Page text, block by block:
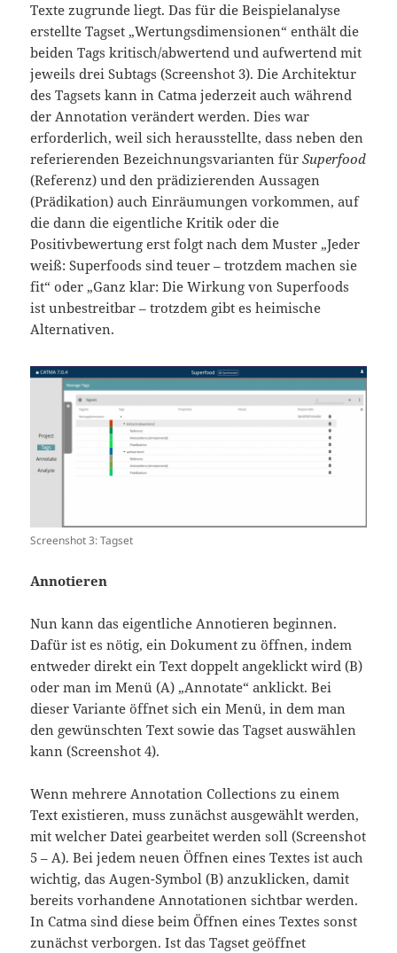
Texte zugrunde liegt. Das für die Beispielanalyse
erstellte Tagset „Wertungsdimensionen“ enthält die
beiden Tags kritisch/abwertend und aufwertend mit
jeweils drei Subtags (Screenshot 3). Die Architektur
des Tagsets kann in Catma jederzeit auch während
der Annotation verändert werden. Dies war
erforderlich, weil sich herausstellte, dass neben den
referierenden Bezeichnungsvarianten fürSuperfood
(Referenz) und den prädizierenden Aussagen
(Prädikation) auch Einräumungen vorkommen, auf
die dann die eigentliche Kritik oder die
Positivbewertung erst folgt nach dem Muster „Jeder
weiß: Superfoods sind teuer – trotzdem machen sie
fit“ oder „Ganz klar: Die Wirkung von Superfoods
ist unbestreitbar – trotzdem gibt es heimische
Alternativen.
Screenshot 3: Tagset
Annotieren
Nun kann das eigentliche Annotieren beginnen.
Dafür ist es nötig, ein Dokument zu öffnen, indem
entweder direkt ein Text doppelt angeklickt wird (B)
oder man im Menü (A) „Annotate“ anklickt. Bei
dieser Variante öffnet sich ein Menü, in dem man
den gewünschten Text sowie das Tagset auswählen
kann (Screenshot 4).
Wenn mehrere Annotation Collections zu einem
Text existieren, muss zunächst ausgewählt werden,
mit welcher Datei gearbeitet werden soll (Screenshot
5 – A). Bei jedem neuen Öffnen eines Textes ist auch
wichtig, das Augen-Symbol (B) anzuklicken, damit
bereits vorhandene Annotationen sichtbar werden.
In Catma sind diese beim Öffnen eines Textes sonst
zunächst verborgen. Ist das Tagset geöffnet